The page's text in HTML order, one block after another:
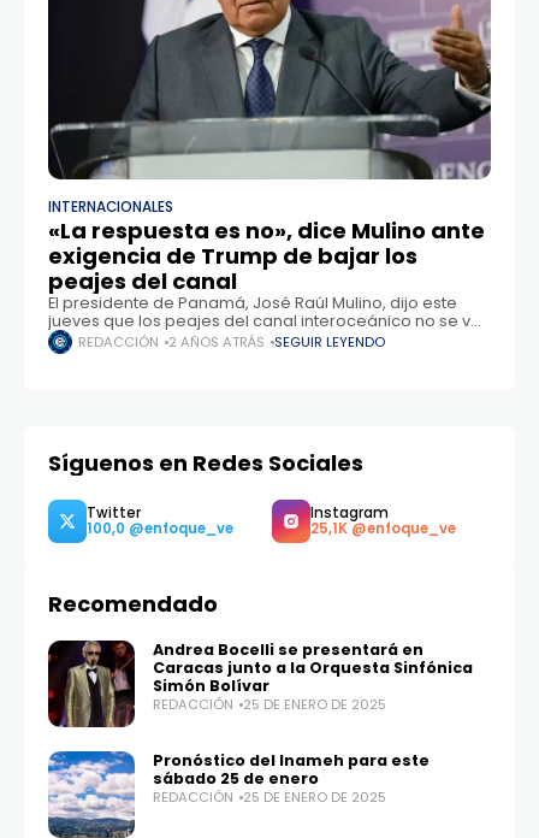
INTERNACIONALES
«La respuesta es no», dice Mulino ante
exigencia de Trump de bajar los
peajes del canal
El presidente de Panamá, José Raúl Mulino, dijo este
jueves que los peajes del canal interoceánico no se van
a bajar tras la queja del gobernante electo de EE.UU.,
Donald
REDACCIÓN 2 AÑOS ATRÁS SEGUIR LEYENDO
Síguenos en Redes Sociales
Twitter
Recomendado
Andrea Bocelli se presentará en
Caracas junto a la Orquesta Sinfónica
Simón Bolívar
REDACCIÓN 25 DE ENERO DE 2025
Pronóstico del Inameh para este
sábado 25 de enero
REDACCIÓN 25 DE ENERO DE 2025